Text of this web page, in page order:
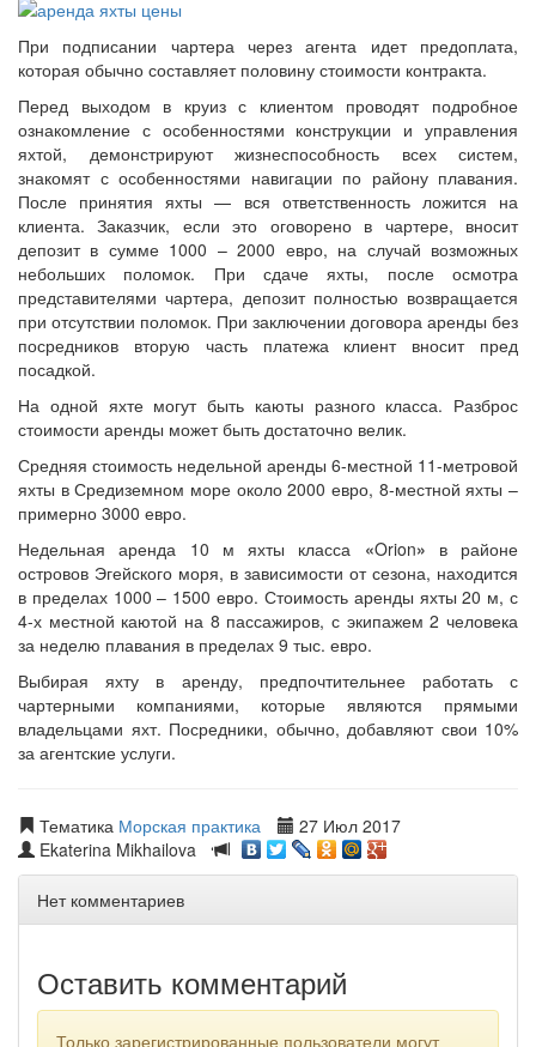
При подписании чартера через агента идет предоплата,
которая обычно составляет половину стоимости контракта.
Перед выходом в круиз с клиентом проводят подробное
ознакомление с особенностями конструкции и управления
яхтой, демонстрируют жизнеспособность всех систем,
знакомят с особенностями навигации по району плавания.
После принятия яхты — вся ответственность ложится на
клиента. Заказчик, если это оговорено в чартере, вносит
депозит в сумме 1000 – 2000 евро, на случай возможных
небольших поломок. При сдаче яхты, после осмотра
представителями чартера, депозит полностью возвращается
при отсутствии поломок. При заключении договора аренды без
посредников вторую часть платежа клиент вносит пред
посадкой.
На одной яхте могут быть каюты разного класса. Разброс
стоимости аренды может быть достаточно велик.
Средняя стоимость недельной аренды 6-местной 11-метровой
яхты в Средиземном море около 2000 евро, 8-местной яхты –
примерно 3000 евро.
Недельная аренда 10 м яхты класса «Orion» в районе
островов Эгейского моря, в зависимости от сезона, находится
в пределах 1000 – 1500 евро. Стоимость аренды яхты 20 м, с
4-х местной каютой на 8 пассажиров, с экипажем 2 человека
за неделю плавания в пределах 9 тыс. евро.
Выбирая яхту в аренду, предпочтительнее работать с
чартерными компаниями, которые являются прямыми
владельцами яхт. Посредники, обычно, добавляют свои 10%
за агентские услуги.
Тематика Морская практика
27 Июл 2017
Ekaterina Mikhailova
Нет комментариев
Оставить комментарий
Только зарегистрированные пользователи могут